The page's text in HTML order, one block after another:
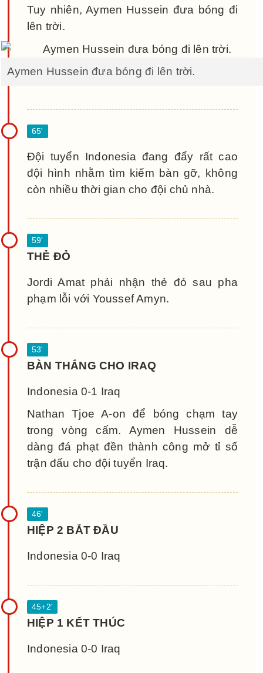
Tuy nhiên, Aymen Hussein đưa bóng đi
lên trời.
Aymen Hussein đưa bóng đi lên trời.
Đội tuyển Indonesia đang đẩy rất cao
đội hình nhằm tìm kiếm bàn gỡ, không
còn nhiều thời gian cho đội chủ nhà.
THẺ ĐỎ
Jordi Amat phải nhận thẻ đỏ sau pha
phạm lỗi với Youssef Amyn.
BÀN THẮNG CHO IRAQ
Indonesia 0-1 Iraq
Nathan Tjoe A-on để bóng chạm tay
trong vòng cấm. Aymen Hussein dễ
dàng đá phạt đền thành công mở tỉ số
trận đấu cho đội tuyển Iraq.
HIỆP 2 BẮT ĐẦU
Indonesia 0-0 Iraq
HIỆP 1 KẾT THÚC
Indonesia 0-0 Iraq